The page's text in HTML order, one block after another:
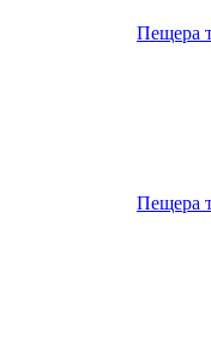
Пещера
Пещера